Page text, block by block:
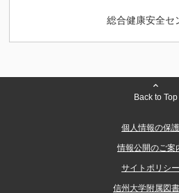
総合健康安全セ
Back to Top
個人情報の保護
情報公開のご案
サイトポリシー
信州大学附属図